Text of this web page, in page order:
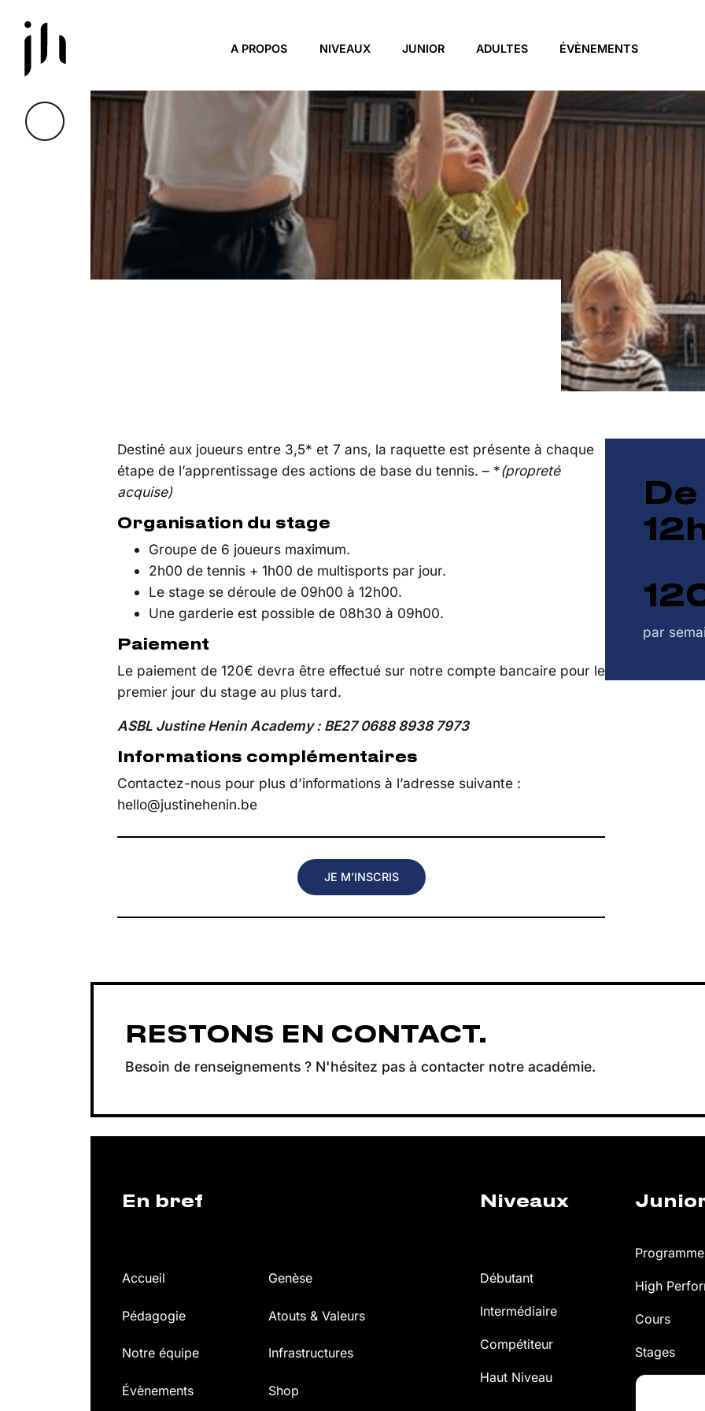
Skip to main content
A PROPOS NIVEAUX JUNIOR ADULTES ÉVÈNEMENTS
Destiné aux joueurs entre 3,5* et 7 ans, la raquette est présente à chaque
étape de l’apprentissage des actions de base du tennis. – *(propreté
acquise)
Organisation du stage
Groupe de 6 joueurs maximum.
2h00 de tennis + 1h00 de multisports par jour.
Le stage se déroule de 09h00 à 12h00.
Une garderie est possible de 08h30 à 09h00.
Paiement
Le paiement de 120€ devra être effectué sur notre compte bancaire pour le
premier jour du stage au plus tard.
ASBL Justine Henin Academy : BE27 0688 8938 7973
Informations complémentaires
Contactez-nous pour plus d’informations à l’adresse suivante :
hello@justinehenin.be
JE M’INSCRIS
par
RESTONS EN CONTACT.
Besoin de renseignements ? N'hésitez pas à contacter notre académie.
En bref
Accueil Genèse
Pédagogie Atouts & Valeurs
Notre équipe Infrastructures
Évènements Shop
Niveaux
Débutant
Intermédiaire
Compétiteur
Haut Niveau
High
Cours
Stages